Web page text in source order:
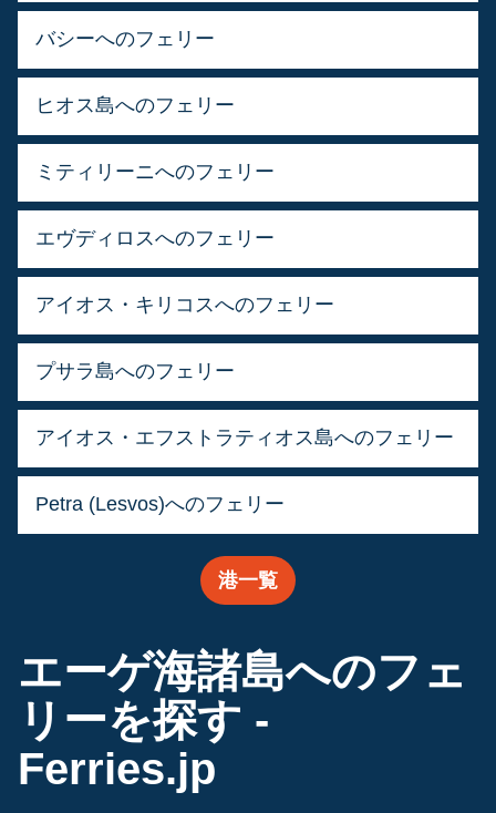
バシーへのフェリー
ヒオス島へのフェリー
ミティリーニへのフェリー
エヴディロスへのフェリー
アイオス・キリコスへのフェリー
プサラ島へのフェリー
アイオス・エフストラティオス島へのフェリー
Petra (Lesvos)へのフェリー
港一覧
エーゲ海諸島へのフェ
リーを探す -
Ferries.jp